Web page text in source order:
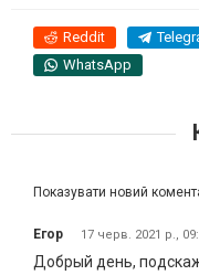
Reddit
WhatsApp
Показувати новий
Егор 17 черв. 2021 р.,
Добрый день,